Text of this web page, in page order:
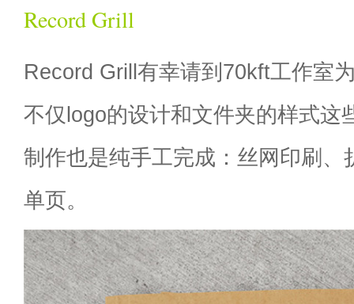
Record Grill
Record Grill有幸请到70kft工作室
不仅logo的设计和文件夹的样式这
制作也是纯手工完成：丝网印刷、
单页。